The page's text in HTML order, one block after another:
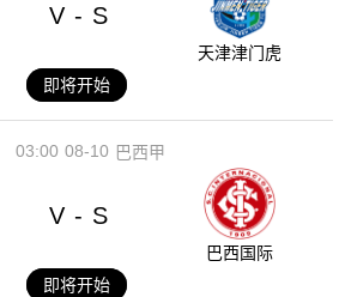
V - S
天津津门虎
即将开始
08-10
03:00 巴西甲
V - S
巴西国际
即将开始